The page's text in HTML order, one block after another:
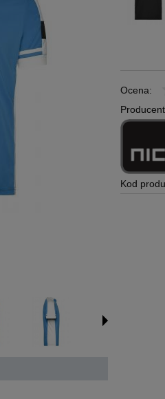
Ocena:
Kod